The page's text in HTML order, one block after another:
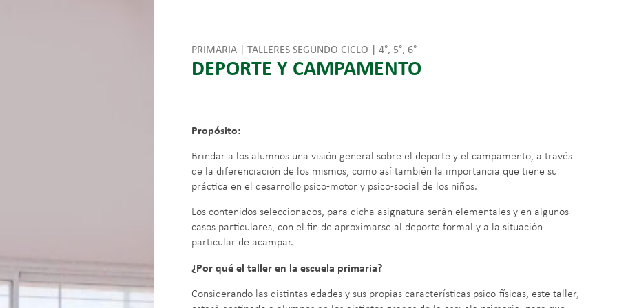
PRIMARIA | TALLERES SEGUNDO CICLO | 4°, 5°, 6°
DEPORTE Y CAMPAMENTO
Propósito:
Brindar a los alumnos una visión general sobre el deporte y el campamento, a través
de la diferenciación de los mismos, como así también la importancia que tiene su
práctica en el desarrollo psico-motor y psico-social de los niños.
Los contenidos seleccionados, para dicha asignatura serán elementales y en algunos
casos particulares, con el fin de aproximarse al deporte formal y a la situación
particular de acampar.
¿Por qué el taller en la escuela primaria?
Considerando las distintas edades y sus propias características psico-físicas, este taller,